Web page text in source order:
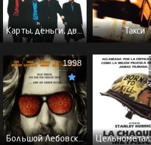
Карты, деньги, два ствола - (Перевод Гоблина) Такси
Большой Лебовски - (Перевод Гоблина)
1998